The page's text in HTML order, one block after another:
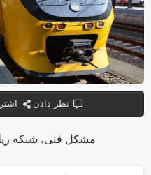
مشکل فنی، شبکه
نظر دادن